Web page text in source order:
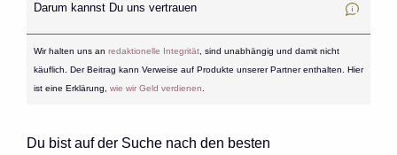
Darum kannst Du uns vertrauen
Wir halten uns an redaktionelle Integrität, sind unabhängig und damit nicht
käuflich. Der Beitrag kann Verweise auf Produkte unserer Partner enthalten. Hier
ist eine Erklärung, wie wir Geld verdienen
Du bist auf der Suche nach den besten